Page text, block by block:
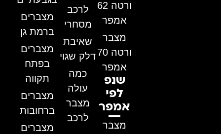
ורטה 62
אמפר
מצבר
ורטה 70
אמפר
שנפ
לפי
אמפר
מצבר
לרכב
מסחרי
שאיבת
דלק שגוי
כמה
עולה
מצבר
לרכב
מצברים
ברמת גן
מצברים
בפתח
תקווה
מצברים
ברחובות
מצברים